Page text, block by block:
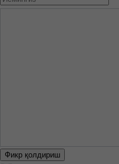
Фикр қолдириш